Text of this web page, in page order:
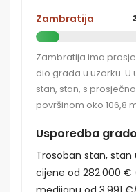
Zambratija
Zambratija ima
dio grada u uzorku.
stan, stan, s
površinom oko 106,8
Usporedba
Trosoban stan,
cijene od 282.000 €